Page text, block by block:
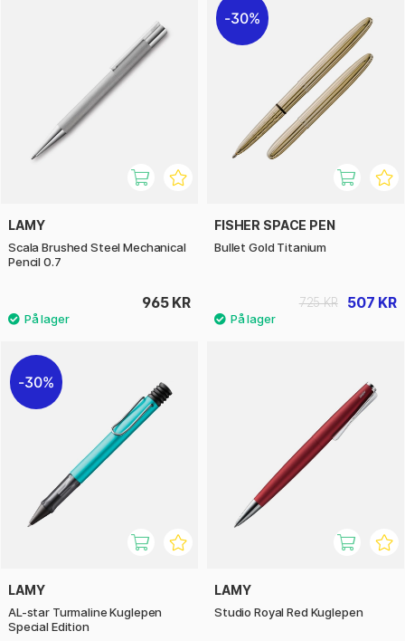
LAMY
Scala Brushed Steel Mechanical
Pencil 0.7
965 KR
30%
FISHER SPACE PEN
Bullet Gold Titanium
507 KR
725 KR
30%
LAMY
AL-star Turmaline Kuglepen
Special Edition
LAMY
Studio Royal Red Kuglepen